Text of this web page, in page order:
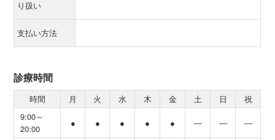
り扱い
支払い方法
診療時間
時間 月 火 水 木 金 土 日
祝
9:00～
20:00
● ● ● ● ● ― ― ―